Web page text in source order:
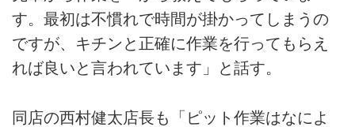
す。最初は不慣れで時間が掛かってしまうの
ですが、キチンと正確に作業を行ってもらえ
れば良いと言われています」と話す。
同店の西村健太店長も「ピット作業はなによ